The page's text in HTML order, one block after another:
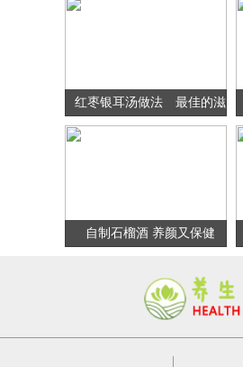
红枣银耳汤做法 最佳的滋
阴养颜食品
自制石榴酒 养颜又保健